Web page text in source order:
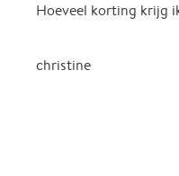
Hoeveel korting krijg
christine